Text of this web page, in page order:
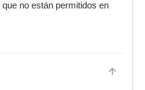
no están permitidos en